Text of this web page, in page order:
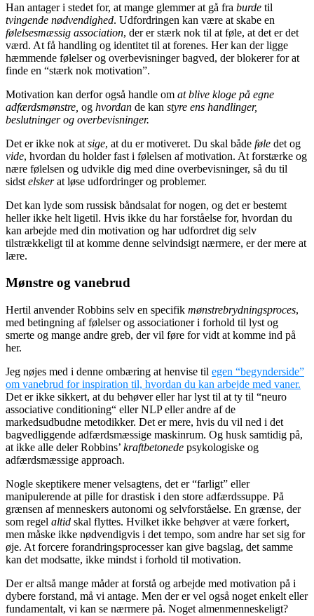
Han antager i stedet for, at mange glemmer at gå fra burde til
tvingende nødvendighed. Udfordringen kan være at skabe en
følelsesmæssig association, der er stærk nok til at føle, at det er det
værd. At få handling og identitet til at forenes. Her kan der ligge
hæmmende følelser og overbevisninger bagved, der blokerer for at
finde en “stærk nok motivation”.
Motivation kan derfor også handle om at blive kloge på egne
adfærdsmønstre, og hvordan de kan styre ens handlinger,
beslutninger og overbevisninger.
Det er ikke nok at sige, at du er motiveret. Du skal både føle det og
vide, hvordan du holder fast i følelsen af motivation. At forstærke og
nære følelsen og udvikle dig med dine overbevisninger, så du til
sidst elskerat løse udfordringer og problemer.
Det kan lyde som russisk båndsalat for nogen, og det er bestemt
heller ikke helt ligetil. Hvis ikke du har forståelse for, hvordan du
kan arbejde med din motivation og har udfordret dig selv
tilstrækkeligt til at komme denne selvindsigt nærmere, er der mere at
lære.
Mønstre og vanebrud
Hertil anvender Robbins selv en specifik mønstrebrydningsproces,
med betingning af følelser og associationer i forhold til lyst og
smerte og mange andre greb, der vil føre for vidt at komme ind på
her.
Jeg nøjes med i denne ombæring at henvise til egen “begynderside”
om vanebrud for inspiration til, hvordan du kan arbejde med vaner.
Det er ikke sikkert, at du behøver eller har lyst til at ty til “neuro
associative conditioning“ eller NLP eller andre af de
markedsudbudne metodikker. Det er mere, hvis du vil ned i det
bagvedliggende adfærdsmæssige maskinrum. Og husk samtidig på,
at ikke alle deler Robbins’ kraftbetonede psykologiske og
adfærdsmæssige approach.
Nogle skeptikere mener velsagtens, det er “farligt” eller
manipulerende at pille for drastisk i den store adfærdssuppe. På
grænsen af menneskers autonomi og selvforståelse. En grænse, der
som regel altid skal flyttes. Hvilket ikke behøver at være forkert,
men måske ikke nødvendigvis i det tempo, som andre har set sig for
øje. At forcere forandringsprocesser kan give bagslag, det samme
kan det modsatte, ikke mindst i forhold til motivation.
Der er altså mange måder at forstå og arbejde med motivation på i
dybere forstand, må vi antage. Men der er vel også noget enkelt eller
fundamentalt, vi kan se nærmere på. Noget almenmenneskeligt?